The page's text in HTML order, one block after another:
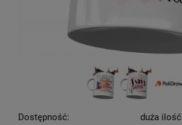
Dostępność:
duża ilość